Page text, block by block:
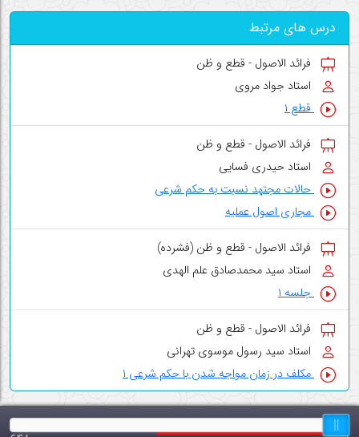
درس های مرتبط
فرائد الاصول - قطع و ظن
استاد جواد مروی
قطع ۱
فرائد الاصول - قطع و ظن
استاد حیدری فسایی
حالات مجتهد نسبت به حکم شرعی
مجاری اصول عملیه
فرائد الاصول - قطع و ظن (فشرده)
استاد سید محمدصادق علم الهدی
جلسه ۱
فرائد الاصول - قطع و ظن
استاد سید رسول موسوی تهرانی
مکلف در زمان مواجه شدن با حکم شرعی ۱